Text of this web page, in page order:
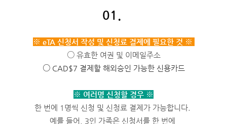
01.
※ eTA 신청서 작성 및 신청료 결제에 필요한 것 ※
○ 유효한 여권 및 이메일주소
○CAD$7 결제할 해외승인 가능한 신용카드
※ 여러명 신청할 경우 ※
한 번에 1명씩 신청 및 신청료 결제가 가능합니다.
예를 들어, 3인 가족은 신청서를 한 번에